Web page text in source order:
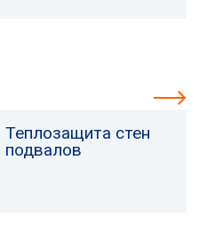
Теплозащита стен
подвалов